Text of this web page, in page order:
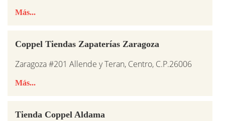
Más...
Coppel Tiendas Zapaterías Zaragoza
Zaragoza #201 Allende y Teran, Centro, C.P.26006
Más...
Tienda Coppel Aldama